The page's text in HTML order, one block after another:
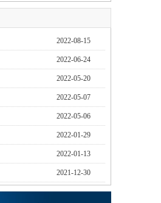
2022-08-15
2022-06-24
2022-05-20
2022-05-07
2022-05-06
2022-01-29
2022-01-13
2021-12-30